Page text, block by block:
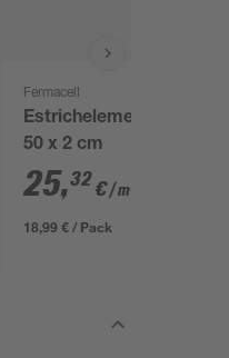
Fermacell
Estrichelement 150 x
50 x 2 cm
25,32€/ m²
18,99 € / Pack